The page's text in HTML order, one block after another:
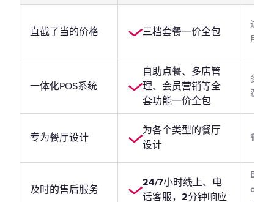
直截了当的价格 三档套餐一价全包
进阶
用
一体化POS系统
自助点餐、多店管
理、会员营销等全
套功能一价全包
多个
费
专为餐厅设计
为各个类型的餐厅
设计
餐厅
及时的售后服务
24/7小时线上、电
话客服，2分钟响应
Book